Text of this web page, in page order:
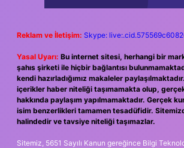
Reklam ve İletişim: Skype:
Yasal Uyarı: Bu internet sitesi, herhangi bir
şahıs şirketi ile hiçbir bağlantısı
kendi hazırladığımız makaleler
içerikler haber niteliği taşımamakta olup,
hakkında paylaşım yapılmamaktadır. Gerçek
isim benzerlikleri tamamen tesadüfidir.
halindedir ve tavsiye niteliği taşımazlar.
Sitemiz, 5651 Sayılı Kanun gereğince Bilgi